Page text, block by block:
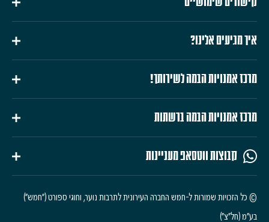
איך מגיעים אלינו?
מרכז אמנויות הבמה לשירותך!
מרכז אמנויות הבמה ברשתות
קבוצות ווטסאפ מעניינות
© כל הזכויות שמורות ל-חמש החברה העירונית לתרבות נוער, וחוגי ספורט ("חמש")
בע"מ (חל"צ")